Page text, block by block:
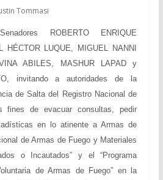
Tommasi
ROBERTO ENRIQUE
HÉCTOR LUQUE, MIGUEL NANNI
ABILES, MASHUR LAPAD y
invitando a autoridades de la
de Salta del Registro Nacional de
fines de evacuar consultas, pedir
en lo atinente a Armas de
de Armas de Fuego y Materiales
o Incautados” y el “Programa
de Armas de Fuego” en la